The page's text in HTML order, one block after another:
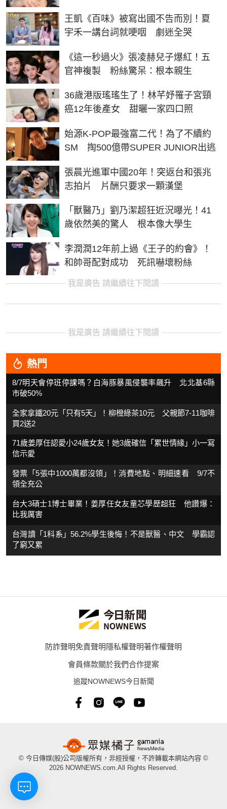
王凱《百味》被寫出國不告而別！夏
宇禾一講台詞就哽咽 劇迷全哭
《這一秒過火》張凌赫兒子爆紅！五
官神複製 粉絲驚呆：根本親生
36歲港版瑤瑤生了！林芊妤罹子宮頸
癌12年後產女 甜曬一家四口照
始源K-POP最強富二代！為了不續約
SM 掏500億帶SUPER JUNIOR出逃
張晨光進軍中國20年！突返台和張兆
志拍片 片酬只要求一顆漢堡
「獸醫乃」劉乃潔超狂近況曝光！41
歲依然美的驚人 根本像大學生
李潤潤12年前上過《王子的約會》！
和帥哥配對成功 死訊嚇壞粉絲
我是廣告 請繼續往下閱讀
我是廣告 請繼續往下閱讀
熱門
8/7明天會停班停課嗎？白海豚暴風侵襲率飆升 北北基6縣
市破50%
全家拿鐵20元「只有5天」！柳橙綠茶10元 父親節7-11咖啡
買2送2
71歲姜厚任認愛小24歲女友！她3歲確信「累世情緣」小一寫
信示愛
發票「5張中1000萬都沒領」！消費地點、明細速看 9/7不
領全充公
台大3碩士1博士畢業！姜厚任女友童芯學歷超狂 他讚爆：
比我厲害
台灣讀「1科系」56.2%學生後悔！不是獸醫、中文 學霸認
了窮又累
防詐聲明免責聲明隱私權聲明著作權聲明
會員條款關於我們合作提案
追蹤NOWNEWS今日新聞
© 今日傳媒(股)公司版權所有，非經授權，不許轉載本網站內容 ©
2026 NOWNEWS.com.All Rights Reserved.